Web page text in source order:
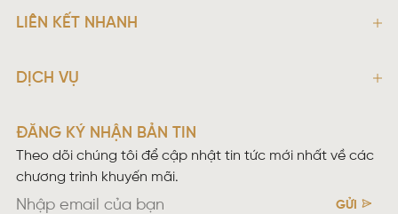
LIÊN KẾT NHANH
DỊCH VỤ
ĐĂNG KÝ NHẬN BẢN TIN
Theo dõi chúng tôi để cập nhật tin tức mới nhất về các
chương trình khuyến mãi.
GỬI